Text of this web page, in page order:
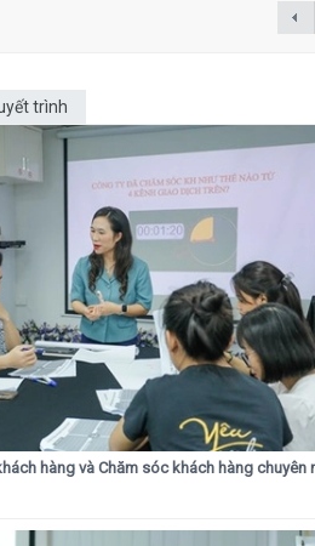
trình
hàng và Chăm sóc khách hàng chuyên